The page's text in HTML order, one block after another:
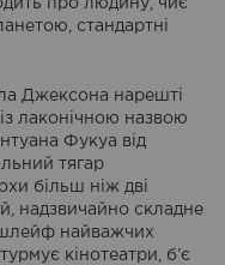
про людину, чиє
стандартні
Джексона нарешті
лаконічною назвою
Фукуа від
тягар
більш ніж дві
надзвичайно складне
шлейф найважчих
кінотеатри, б’є